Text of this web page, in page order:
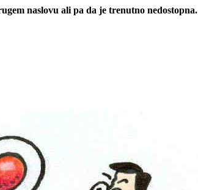
naslovu ali pa da je trenutno nedostopna.